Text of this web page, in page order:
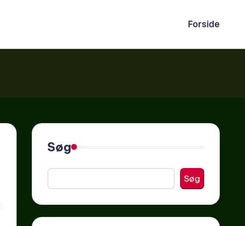
Forside
Søg
Søg